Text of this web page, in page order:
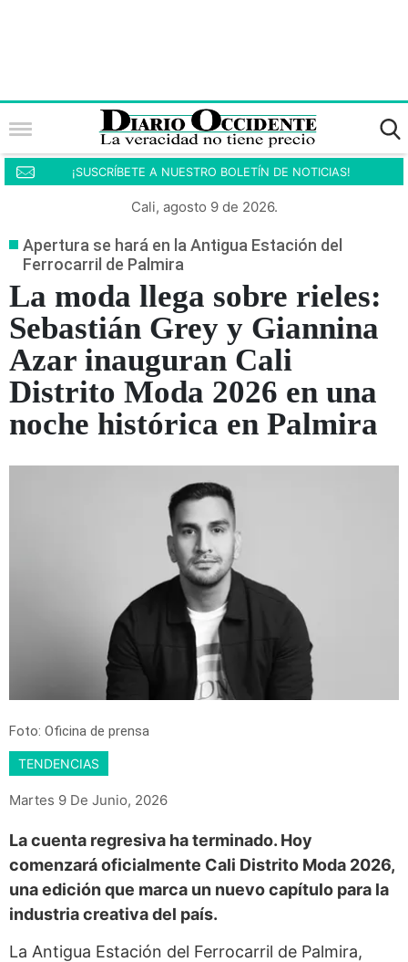
¡SUSCRÍBETE A NUESTRO BOLETÍN DE NOTICIAS!
Cali, agosto 9 de 2026.
Apertura se hará en la Antigua Estación del
Ferrocarril de Palmira
La moda llega sobre rieles:
Sebastián Grey y Giannina
Azar inauguran Cali
Distrito Moda 2026 en una
noche histórica en Palmira
Foto: Oficina de prensa
TENDENCIAS
Martes 9 De Junio, 2026
La cuenta regresiva ha terminado. Hoy
comenzará oficialmente Cali Distrito Moda 2026,
una edición que marca un nuevo capítulo para la
industria creativa del país.
La Antigua Estación del Ferrocarril de Palmira,